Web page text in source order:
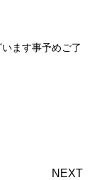
ます事予めご了
NEXT